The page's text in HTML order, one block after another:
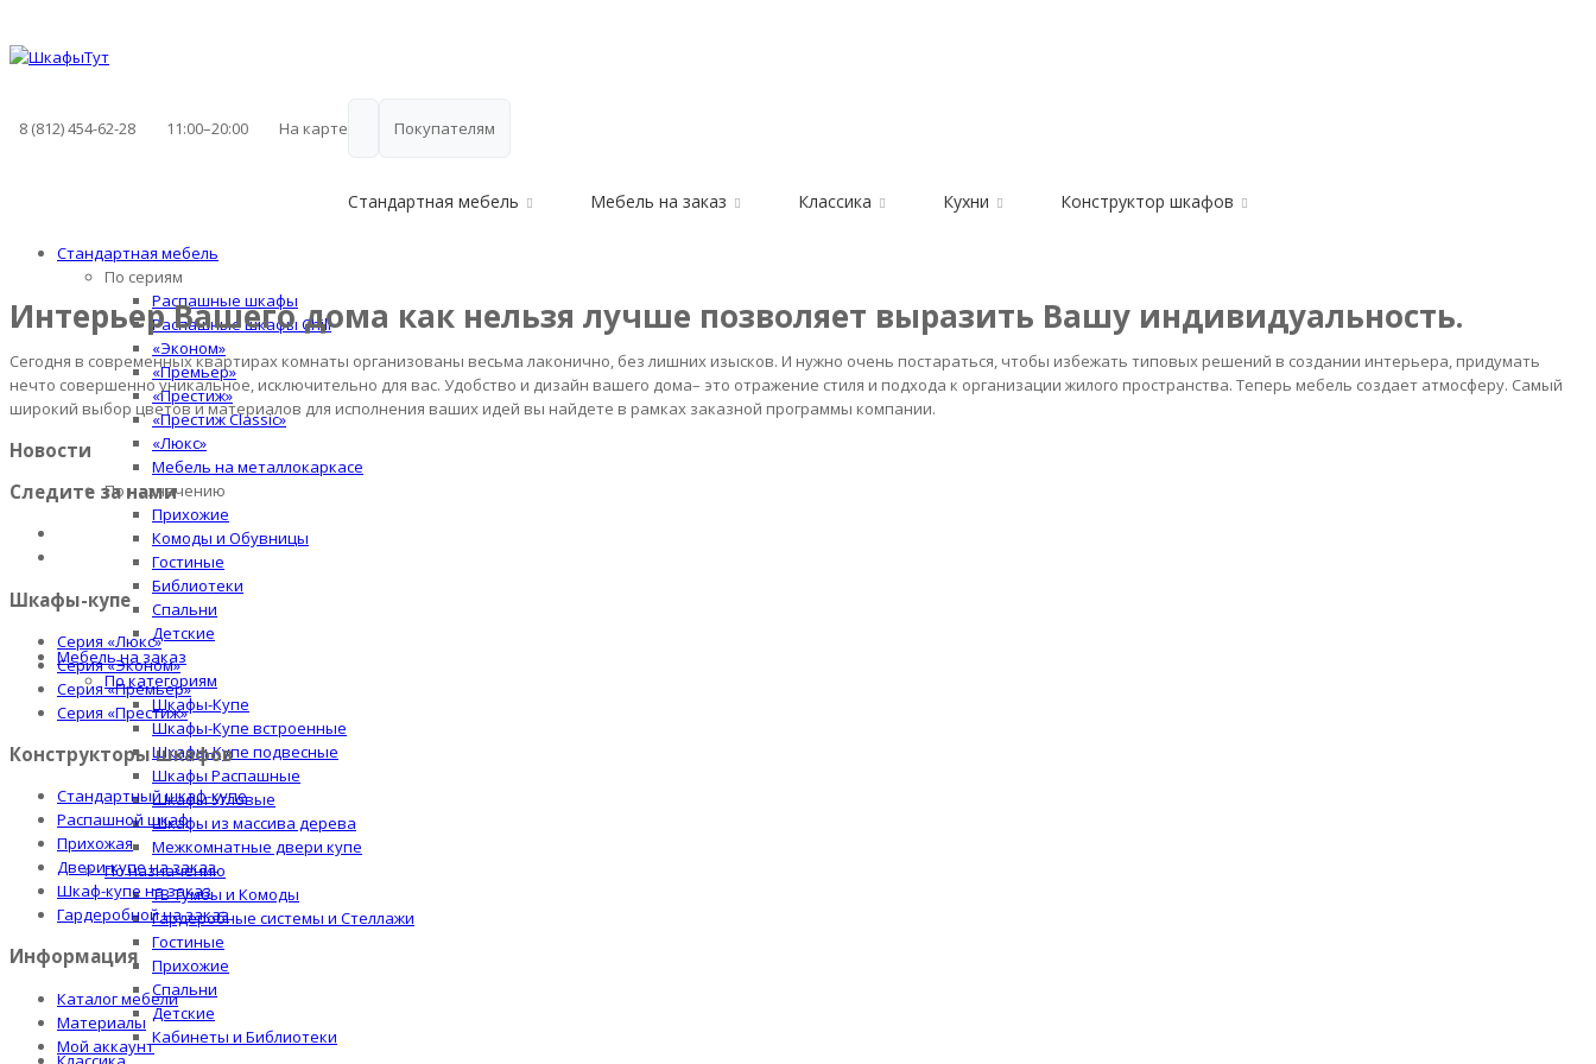
8 (812) 454-62-28 11:00–20:00 На карте Покупателям
Стандартная мебель Мебель на заказ Классика Кухни Конструктор шкафов
Стандартная мебель
По сериям
Распашные шкафы
Распашные шкафы Chill
«Эконом»
«Премьер»
«Престиж»
«Престиж Classic»
«Люкс»
Мебель на металлокаркасе
По назначению
Прихожие
Комоды и Обувницы
Гостиные
Библиотеки
Спальни
Детские
Мебель на заказ
По категориям
Шкафы-Купе
Шкафы-Купе встроенные
Шкафы-Купе подвесные
Шкафы Распашные
Шкафы Угловые
Шкафы из массива дерева
Межкомнатные двери купе
По назначению
ТВ Тумбы и Комоды
Гардеробные системы и Стеллажи
Гостиные
Прихожие
Спальни
Детские
Кабинеты и Библиотеки
Интерьер Вашего дома как нельзя лучше позволяет выразить Вашу индивидуальность.
Сегодня в современных квартирах комнаты организованы весьма лаконично, без лишних изысков. И нужно очень постараться, чтобы избежать типовых решений в создании интерьера, придумать
нечто совершенно уникальное, исключительно для вас. Удобство и дизайн вашего дома– это отражение стиля и подхода к организации жилого пространства. Теперь мебель создает атмосферу. Самый
широкий выбор цветов и материалов для исполнения ваших идей вы найдете в рамках заказной программы компании.
Новости
Следите за нами
Шкафы-купе
Серия «Люкс»
Серия «Эконом»
Серия «Премьер»
Серия «Престиж»
Конструкторы шкафов
Стандартный шкаф-купе
Распашной шкаф
Прихожая
Двери-купе на заказ
Шкаф-купе на заказ
Гардеробной на заказ
Информация
Каталог мебели
Материалы
Мой аккаунт